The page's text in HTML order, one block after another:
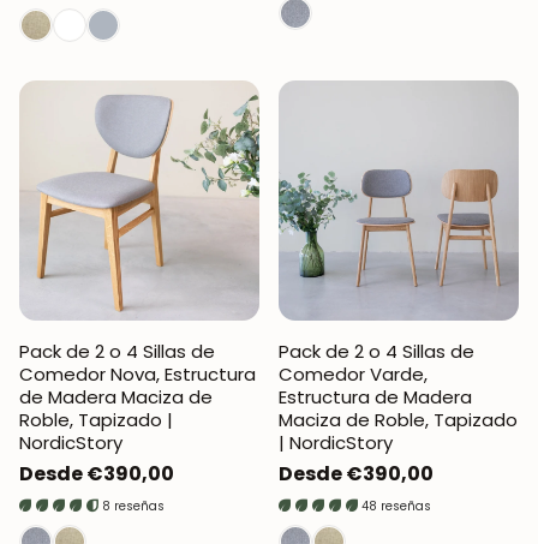
Pack de 2 o 4 Sillas de
Comedor Nova, Estructura
de Madera Maciza de
Roble, Tapizado |
NordicStory
Precio
regular
Desde €390,00
8 reseñas
Pack de 2 o 4 Sillas de
Comedor Varde,
Estructura de Madera
Maciza de Roble, Tapizado
| NordicStory
Precio
regular
Desde €390,00
48 reseñas